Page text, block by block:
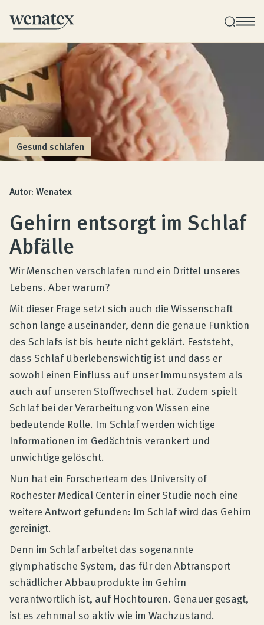
Wenatex Schlafberatung
Produktberatung zu Hause oder online!
Produkte
Qualität und Garantie
Kundenbewertungen
Produktberatung
Unternehmen
Kontakt
Magazin
Gesund schlafen
Autor: Wenatex
Gehirn entsorgt im Schlaf
Abfälle
Wir Menschen verschlafen rund ein Drittel unseres
Lebens. Aber warum?
Mit dieser Frage setzt sich auch die Wissenschaft
schon lange auseinander, denn die genaue Funktion
des Schlafs ist bis heute nicht geklärt. Feststeht,
dass Schlaf überlebenswichtig ist und dass er
sowohl einen Einfluss auf unser Immunsystem als
auch auf unseren Stoffwechsel hat. Zudem spielt
Schlaf bei der Verarbeitung von Wissen eine
bedeutende Rolle. Im Schlaf werden wichtige
Informationen im Gedächtnis verankert und
unwichtige gelöscht.
Nun hat ein Forscherteam des University of
Rochester Medical Center in einer Studie noch eine
weitere Antwort gefunden: Im Schlaf wird das Gehirn
gereinigt.
Denn im Schlaf arbeitet das sogenannte
glymphatische System, das für den Abtransport
schädlicher Abbauprodukte im Gehirn
verantwortlich ist, auf Hochtouren. Genauer gesagt,
ist es zehnmal so aktiv wie im Wachzustand.